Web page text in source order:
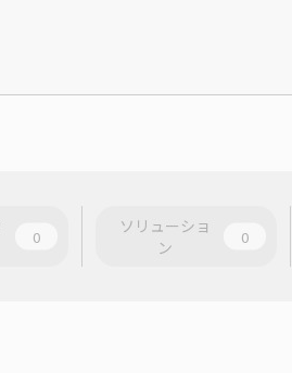
0
ソリューショ
ン
0